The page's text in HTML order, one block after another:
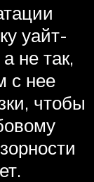
уайт-
не так,
с нее
чтобы